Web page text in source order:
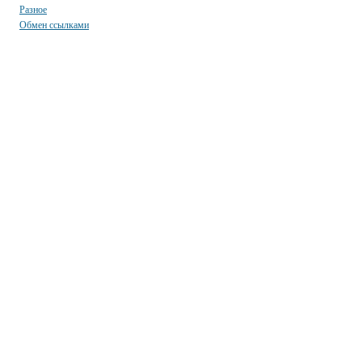
Разное
Обмен ссылками